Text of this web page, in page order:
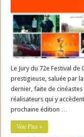
Le Jury du 72e Festival de
prestigieuse, saluée par
dernier, faite de
réalisateurs qui y
prochaine édition …
Voir Plus »